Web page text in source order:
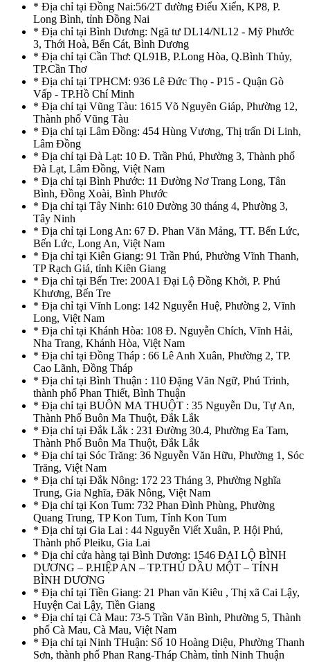
* Địa chỉ tại Đồng Nai:56/2T đường Điểu Xiển, KP8, P.
Long Bình, tỉnh Đồng Nai
* Địa chỉ tại Bình Dương: Ngã tư DL14/NL12 - Mỹ Phước
3, Thới Hoà, Bến Cát, Bình Dương
* Địa chỉ tại Cần Thơ: QL91B, P.Long Hòa, Q.Bình Thủy,
TP.Cần Thơ
* Địa chỉ tại TPHCM: 936 Lê Đức Thọ - P15 - Quận Gò
Vấp - TP.Hồ Chí Minh
* Địa chỉ tại Vũng Tàu: 1615 Võ Nguyên Giáp, Phường 12,
Thành phố Vũng Tàu
* Địa chỉ tại Lâm Đồng: 454 Hùng Vương, Thị trấn Di Linh,
Lâm Đồng
* Địa chỉ tại Đà Lạt: 10 Đ. Trần Phú, Phường 3, Thành phố
Đà Lạt, Lâm Đồng, Việt Nam
* Địa chỉ tại Bình Phước: 11 Đường Nơ Trang Long, Tân
Bình, Đồng Xoài, Bình Phước
* Địa chỉ tại Tây Ninh: 610 Đường 30 tháng 4, Phường 3,
Tây Ninh
* Địa chỉ tại Long An: 67 Đ. Phan Văn Mảng, TT. Bến Lức,
Bến Lức, Long An, Việt Nam
* Địa chỉ tại Kiên Giang: 91 Trần Phú, Phường Vĩnh Thanh,
TP Rạch Giá, tỉnh Kiên Giang
* Địa chỉ tại Bến Tre: 200A1 Đại Lộ Đồng Khởi, P. Phú
Khương, Bến Tre
* Địa chỉ tại Vĩnh Long: 142 Nguyễn Huệ, Phường 2, Vĩnh
Long, Việt Nam
* Địa chỉ tại Khánh Hòa: 108 Đ. Nguyễn Chích, Vĩnh Hải,
Nha Trang, Khánh Hòa, Việt Nam
* Địa chỉ tại Đồng Tháp : 66 Lê Anh Xuân, Phường 2, TP.
Cao Lãnh, Đồng Tháp
* Địa chỉ tại Bình Thuận : 110 Đặng Văn Ngữ, Phú Trinh,
thành phố Phan Thiết, Bình Thuận
* Địa chỉ tại BUÔN MA THUỘT : 35 Nguyễn Du, Tự An,
Thành Phố Buôn Ma Thuột, Đắk Lắk
* Địa chỉ tại Đắk Lắk : 231 Đường 30.4, Phường Ea Tam,
Thành Phố Buôn Ma Thuột, Đắk Lắk
* Địa chỉ tại Sóc Trăng: 36 Nguyễn Văn Hữu, Phường 1, Sóc
Trăng, Việt Nam
* Địa chỉ tại Đắk Nông: 172 23 Tháng 3, Phường Nghĩa
Trung, Gia Nghĩa, Đăk Nông, Việt Nam
* Địa chỉ tại Kon Tum: 732 Phan Đình Phùng, Phường
Quang Trung, TP Kon Tum, Tỉnh Kon Tum
* Địa chỉ tại Gia Lai : 44 Nguyễn Viết Xuân, P. Hội Phú,
Thành phố Pleiku, Gia Lai
* Địa chỉ cửa hàng tại Bình Dương: 1546 ĐẠI LỘ BÌNH
DƯƠNG – P.HIỆP AN – TP.THỦ DẦU MỘT – TỈNH
BÌNH DƯƠNG
* Địa chỉ tại Tiền Giang: 21 Phan văn Kiêu , Thị xã Cai Lậy,
Huyện Cai Lậy, Tiền Giang
* Địa chỉ tại Cà Mau: 73-5 Trần Văn Bình, Phường 5, Thành
phố Cà Mau, Cà Mau, Việt Nam
* Địa chỉ tại Ninh THuận: Số 10 Hoàng Diệu, Phường Thanh
Sơn, thành phố Phan Rang-Tháp Chàm, tỉnh Ninh Thuận